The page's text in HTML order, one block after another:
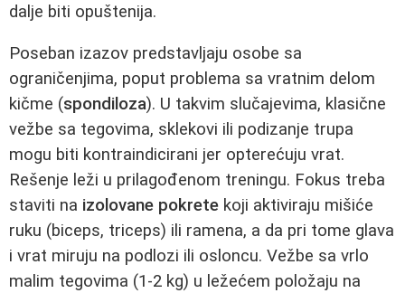
dalje biti opuštenija.
Poseban izazov predstavljaju osobe sa
ograničenjima, poput problema sa vratnim delom
kičme (spondiloza). U takvim slučajevima, klasične
vežbe sa tegovima, sklekovi ili podizanje trupa
mogu biti kontraindicirani jer opterećuju vrat.
Rešenje leži u prilagođenom treningu. Fokus treba
staviti na izolovane pokrete koji aktiviraju mišiće
ruku (biceps, triceps) ili ramena, a da pri tome glava
i vrat miruju na podlozi ili osloncu. Vežbe sa vrlo
malim tegovima (1-2 kg) u ležećem položaju na